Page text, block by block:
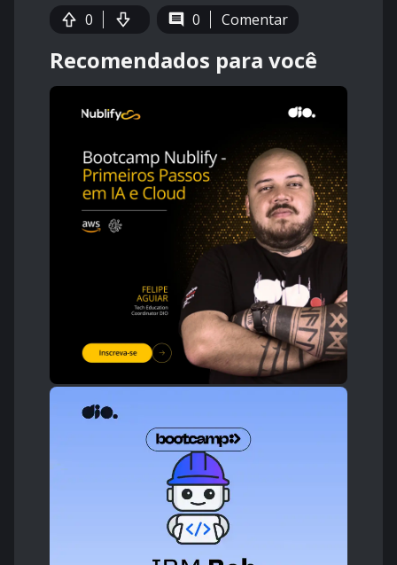
0 0 Comentar
Recomendados para você